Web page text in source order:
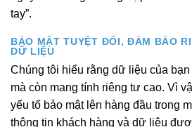
tay”.
BẢO MẬT TUYỆT ĐỐI, ĐẢM BẢO
DỮ LIỆU
Chúng tôi hiểu rằng dữ liệu của
mà còn mang tính riêng tư cao. Vì
yếu tố bảo mật lên hàng đầu trong
thông tin khách hàng và dữ liệu